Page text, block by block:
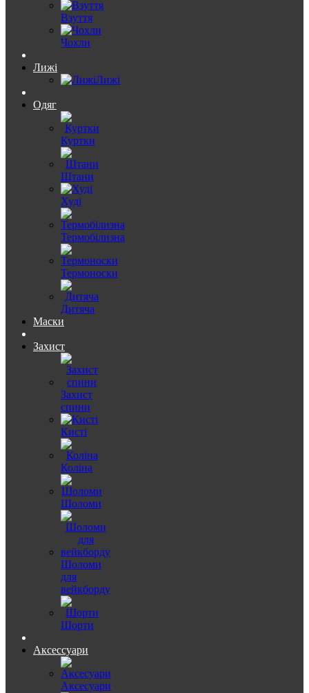
Взуття
Чохли
Лижі
Лижі
Одяг
Куртки
Штани
Худі
Термобілизна
Термоноски
Дитяча
Маски
Захист
Захист
спини
Кисті
Коліна
Шоломи
Шоломи
для
вейкборду
Шорти
Аксессуари
Аксесуари